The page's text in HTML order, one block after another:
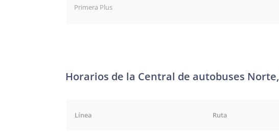
Primera Plus
Horarios de la Central de autobuses
Línea Ruta